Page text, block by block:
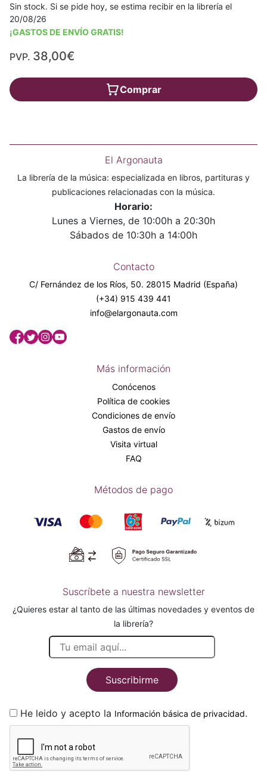
Sin stock. Si se pide hoy, se estima recibir en la librería el
20/08/26
¡GASTOS DE ENVÍO GRATIS!
PVP. 38,00€
Comprar
El Argonauta
La librería de la música: especializada en libros, partituras y
publicaciones relacionadas con la música.
Horario:
Lunes a Viernes, de 10:00h a 20:30h
Sábados de 10:30h a 14:00h
Contacto
C/ Fernández de los Ríos, 50. 28015 Madrid (España)
(+34) 915 439 441
info@elargonauta.com
Más información
Conócenos
Política de cookies
Condiciones de envío
Gastos de envío
Visita virtual
FAQ
Métodos de pago
Suscríbete a nuestra newsletter
¿Quieres estar al tanto de las últimas novedades y eventos de
la librería?
Suscribirme
He leido y acepto la Información básica de privacidad.